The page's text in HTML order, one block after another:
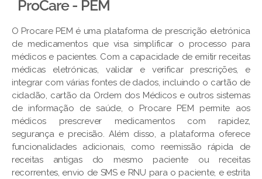
ProCare - PEM​
O Procare PEM é uma plataforma de prescrição eletrónica
de medicamentos que visa simplificar o processo para
médicos e pacientes. Com a capacidade de emitir receitas
médicas eletrónicas, validar e verificar prescrições, e
integrar com várias fontes de dados, incluindo o cartão de
cidadão, cartão da Ordem dos Médicos e outros sistemas
de informação de saúde, o Procare PEM permite aos
médicos prescrever medicamentos com rapidez,
segurança e precisão. Além disso, a plataforma oferece
funcionalidades adicionais, como reemissão rápida de
receitas antigas do mesmo paciente ou receitas
recorrentes, envio de SMS e RNU para o paciente, e estrita